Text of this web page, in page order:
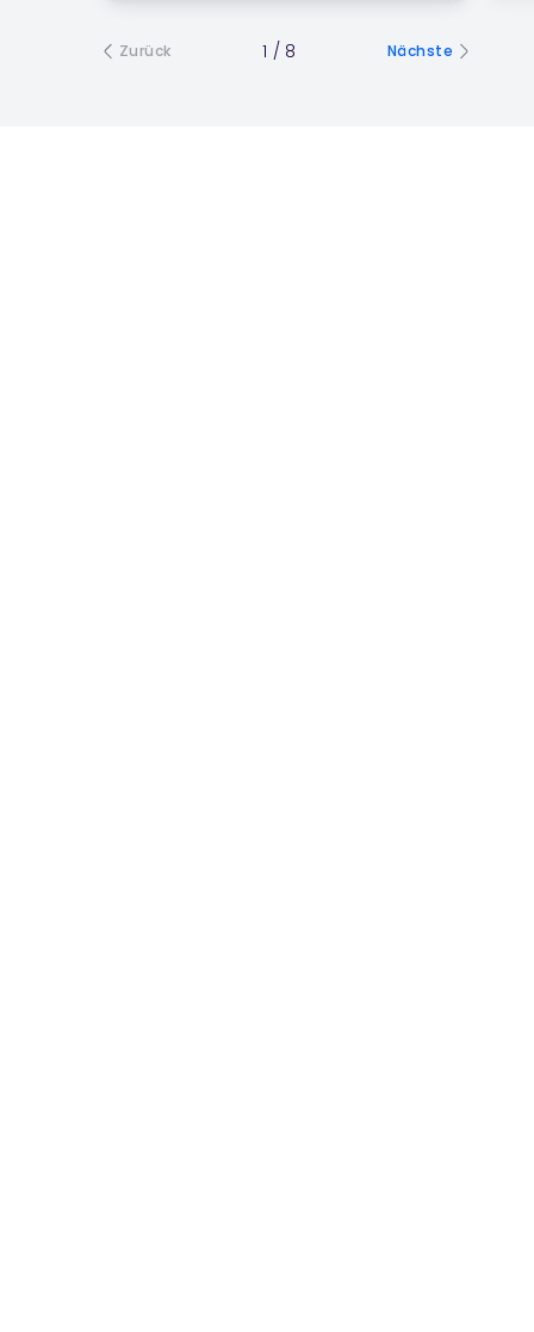
Zurück 1 / 8 Nächste